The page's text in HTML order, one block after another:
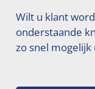
Wilt u klant
onderstaande
zo snel